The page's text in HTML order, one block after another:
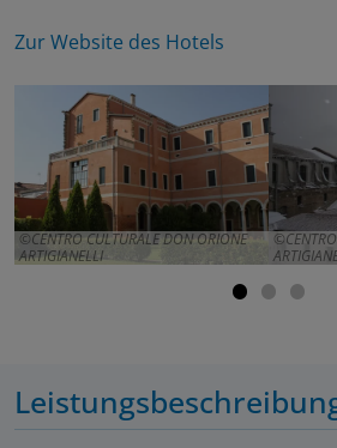
Zur Website des Hotels
CENTRO CULTURALE DON ORIONE
ARTIGIANELLI